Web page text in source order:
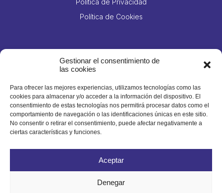
Gestionar el consentimiento de
las cookies
Para ofrecer las mejores experiencias, utilizamos tecnologías como las
cookies para almacenar y/o acceder a la información del dispositivo. El
consentimiento de estas tecnologías nos permitirá procesar datos como el
comportamiento de navegación o las identificaciones únicas en este sitio.
No consentir o retirar el consentimiento, puede afectar negativamente a
ciertas características y funciones.
Aceptar
Denegar
Política de Cookies
Contacto
Jesús Hernández Guzmán, 14, Polígono Industrial El
Mayorazgo, Santa Cruz de Tenerife
922 214 111
922 210 332
info@domingogutierrez.com